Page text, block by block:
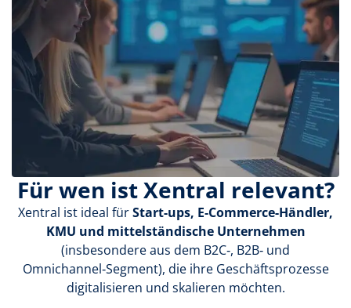
Für wen ist Xentral relevant?
Xentral ist ideal fürStart-ups, E‑Commerce-Händler,
KMU und mittelständische Unternehmen
(insbesondere aus dem B2C‑, B2B‑ und
Omnichannel‑Segment), die ihre Geschäftsprozesse
digitalisieren und skalieren möchten.